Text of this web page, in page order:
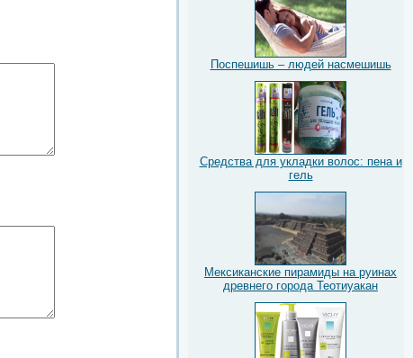
Поспешишь – людей насмешишь
Средства для укладки волос: пена и
гель
Мексиканские пирамиды на руинах
древнего города Теотиуакан